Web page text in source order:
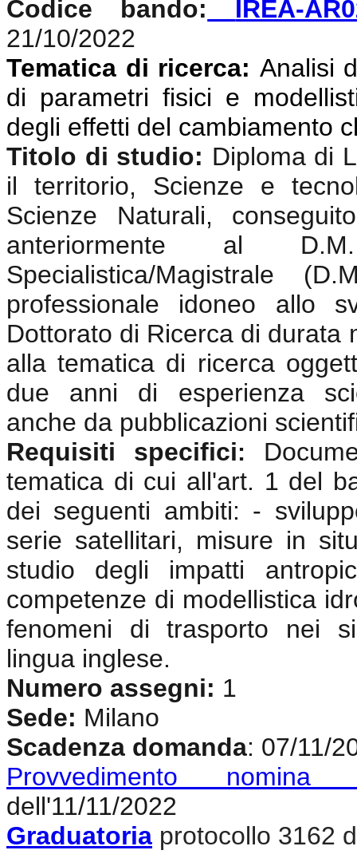
Codice bando:
IREA-
21/10/2022
Tematica di ricerca: Analisi
di parametri fisici e
degli effetti del cambiamento
Titolo di studio: Diploma di
il territorio, Scienze e
Scienze Naturali,
anteriormente al
Specialistica/Magistrale
professionale idoneo allo
Dottorato di Ricerca di durata
alla tematica di ricerca
due anni di esperienza
anche da pubblicazioni
Requisiti specifici:
tematica di cui all'art. 1 del
dei seguenti ambiti: -
serie satellitari, misure in
studio degli impatti
competenze di modellistica
fenomeni di trasporto nei
lingua inglese.
Numero assegni: 1
Sede: Milano
Scadenza domanda: 07/11/
Provvedimento nomina
dell'11/11/2022
Graduatoria protocollo 3162